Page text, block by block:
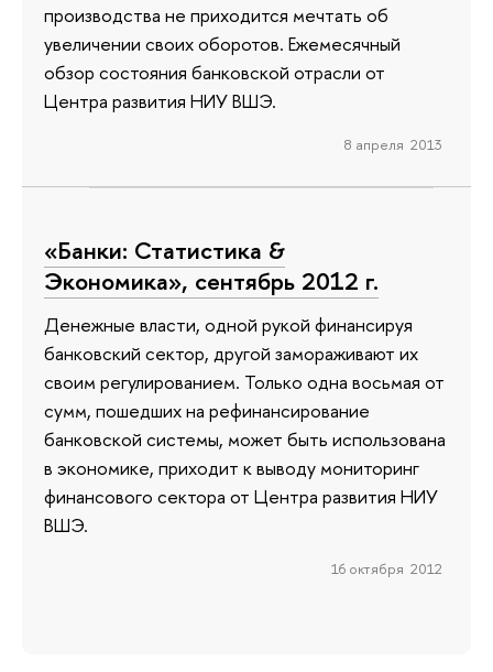
производства не приходится мечтать об
увеличении своих оборотов. Ежемесячный
обзор состояния банковской отрасли от
Центра развития НИУ ВШЭ.
8 апреля 2013
«Банки: Статистика &
Экономика», сентябрь 2012 г.
Денежные власти, одной рукой финансируя
банковский сектор, другой замораживают их
своим регулированием. Только одна восьмая от
сумм, пошедших на рефинансирование
банковской системы, может быть использована
в экономике, приходит к выводу мониторинг
финансового сектора от Центра развития НИУ
ВШЭ.
16 октября 2012